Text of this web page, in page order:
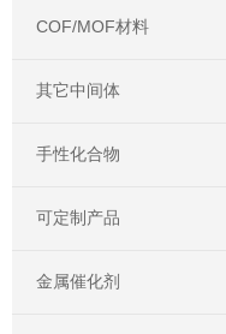
COF/MOF材料
其它中间体
手性化合物
可定制产品
金属催化剂